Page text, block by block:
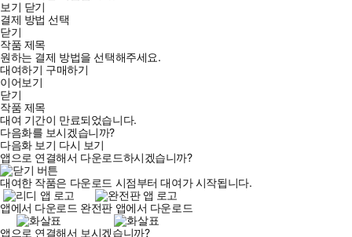
보기 닫기
결제 방법 선택
닫기
작품 제목
원하는 결제 방법을 선택해주세요.
대여하기 구매하기
이어보기
닫기
작품 제목
대여 기간이 만료되었습니다.
다음화를 보시겠습니까?
다음화 보기 다시 보기
앱으로 연결해서 다운로드하시겠습니까?
대여한 작품은 다운로드 시점부터 대여가 시작됩니다.
앱에서 다운로드 완전판 앱에서 다운로드
앱으로 연결해서 보시겠습니까?